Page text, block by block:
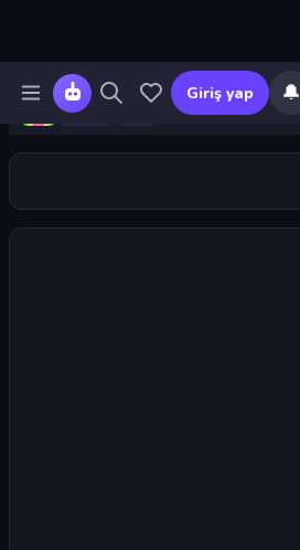
Giriş yap 🔔
20